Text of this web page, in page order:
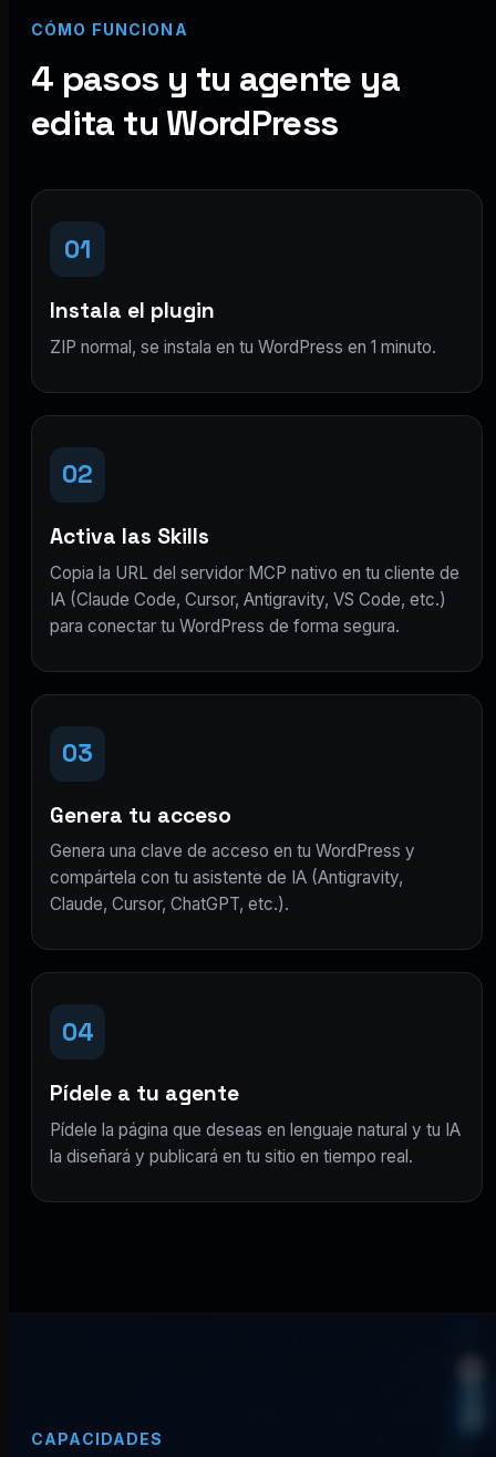
CÓMO FUNCIONA
4 pasos y tu agente ya
edita tu WordPress
01
Instala el plugin
ZIP normal, se instala en tu WordPress en 1 minuto.
02
Activa las Skills
Copia la URL del servidor MCP nativo en tu cliente de
IA (Claude Code, Cursor, Antigravity, VS Code, etc.)
para conectar tu WordPress de forma segura.
03
Genera tu acceso
Genera una clave de acceso en tu WordPress y
compártela con tu asistente de IA (Antigravity,
Claude, Cursor, ChatGPT, etc.).
04
Pídele a tu agente
Pídele la página que deseas en lenguaje natural y tu IA
la diseñará y publicará en tu sitio en tiempo real.
CAPACIDADES